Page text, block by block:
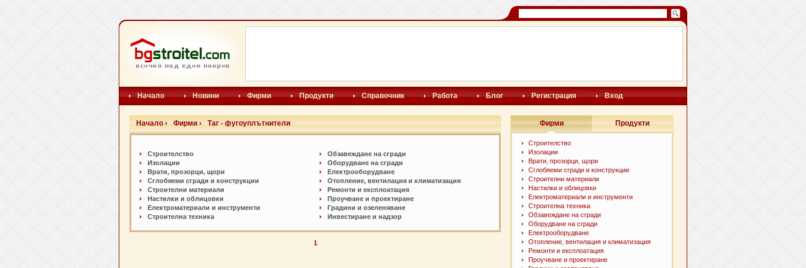
Начало Новини Фирми Продукти Справочник Работа Блог Регистрация Вход
Начало › Фирми › Таг - фугоуплътнители
Строителство
Изолации
Врати, прозорци, щори
Сглобяеми сгради и конструкции
Строителни материали
Настилки и oблицовки
Електроматериали и инструменти
Строителна техника
Обзавеждане на сгради
Оборудване на сгради
Електрооборудване
Отопление, вентилация и климатизация
Ремонти и експлоатация
Проучване и проектиране
Градини и озеленяване
Инвестиране и надзор
1
Фирми Продукти
Строителство
Изолации
Врати, прозорци, щори
Сглобяеми сгради и конструкции
Строителни материали
Настилки и oблицовки
Електроматериали и инструменти
Строителна техника
Обзавеждане на сгради
Оборудване на сгради
Електрооборудване
Отопление, вентилация и климатизация
Ремонти и експлоатация
Проучване и проектиране